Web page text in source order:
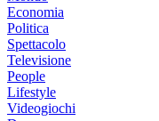
Economia
Politica
Spettacolo
Televisione
People
Lifestyle
Videogiochi